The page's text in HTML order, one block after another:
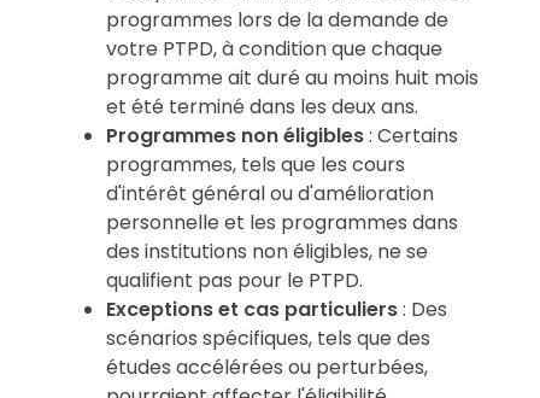
programmes lors de la demande de
votre PTPD, à condition que chaque
programme ait duré au moins huit mois
et été terminé dans les deux ans.
Programmes non éligibles: Certains
programmes, tels que les cours
d'intérêt général ou d'amélioration
personnelle et les programmes dans
des institutions non éligibles, ne se
qualifient pas pour le PTPD.
Exceptions et cas particuliers: Des
scénarios spécifiques, tels que des
études accélérées ou perturbées,